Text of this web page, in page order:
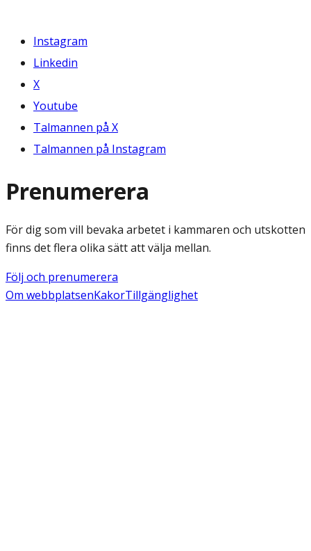
Instagram
Linkedin
X
Youtube
Talmannen på X
Talmannen på Instagram
Prenumerera
För dig som vill bevaka arbetet i kammaren och utskotten
finns det flera olika sätt att välja mellan.
Följ och prenumerera
Om webbplatsenKakorTillgänglighet